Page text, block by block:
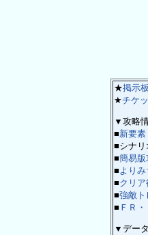
★掲示板
★チケ
▼攻略
■新要素
■シナリ
■簡易版
■ より
■クリア
■強敵ト
■ ＦＲ
▼デー